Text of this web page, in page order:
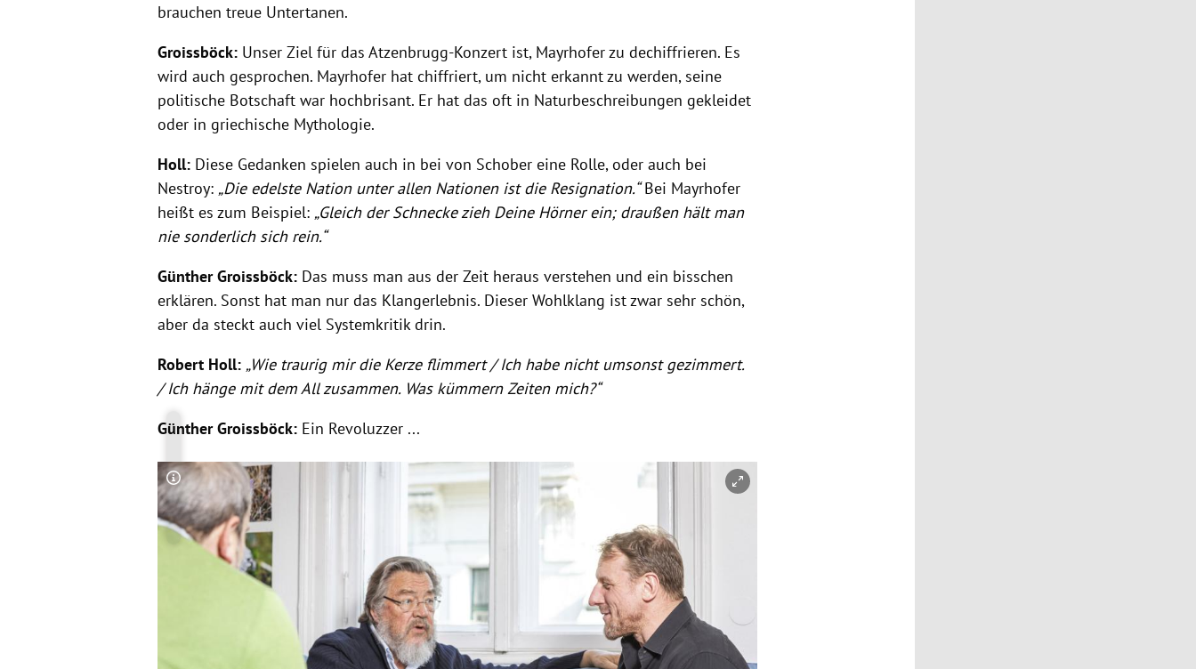
brauchen treue Untertanen.
Groissböck:Unser Ziel für das Atzenbrugg-Konzert ist, Mayrhofer zu dechiffrieren. Es
wird auch gesprochen. Mayrhofer hat chiffriert, um nicht erkannt zu werden, seine
politische Botschaft war hochbrisant. Er hat das oft in Naturbeschreibungen gekleidet
oder in griechische Mythologie.
Holl:Diese Gedanken spielen auch in bei von Schober eine Rolle, oder auch bei
Nestroy: „Die edelste Nation unter allen Nationen ist die Resignation.“Bei Mayrhofer
heißt es zum Beispiel: „Gleich der Schnecke zieh Deine Hörner ein; draußen hält man
nie sonderlich sich rein.“
Günther Groissböck: Das muss man aus der Zeit heraus verstehen und ein bisschen
erklären. Sonst hat man nur das Klangerlebnis. Dieser Wohlklang ist zwar sehr schön,
aber da stecktauch viel Systemkritik drin.
Robert Holl: „Wie traurig mir die Kerze flimmert / Ich habe nicht umsonst gezimmert.
/ Ich hänge mit dem All zusammen. Was kümmern Zeiten mich?“
Günther Groissböck: Ein Revoluzzer ...
Copyright-Hinweis öffnen/schließen